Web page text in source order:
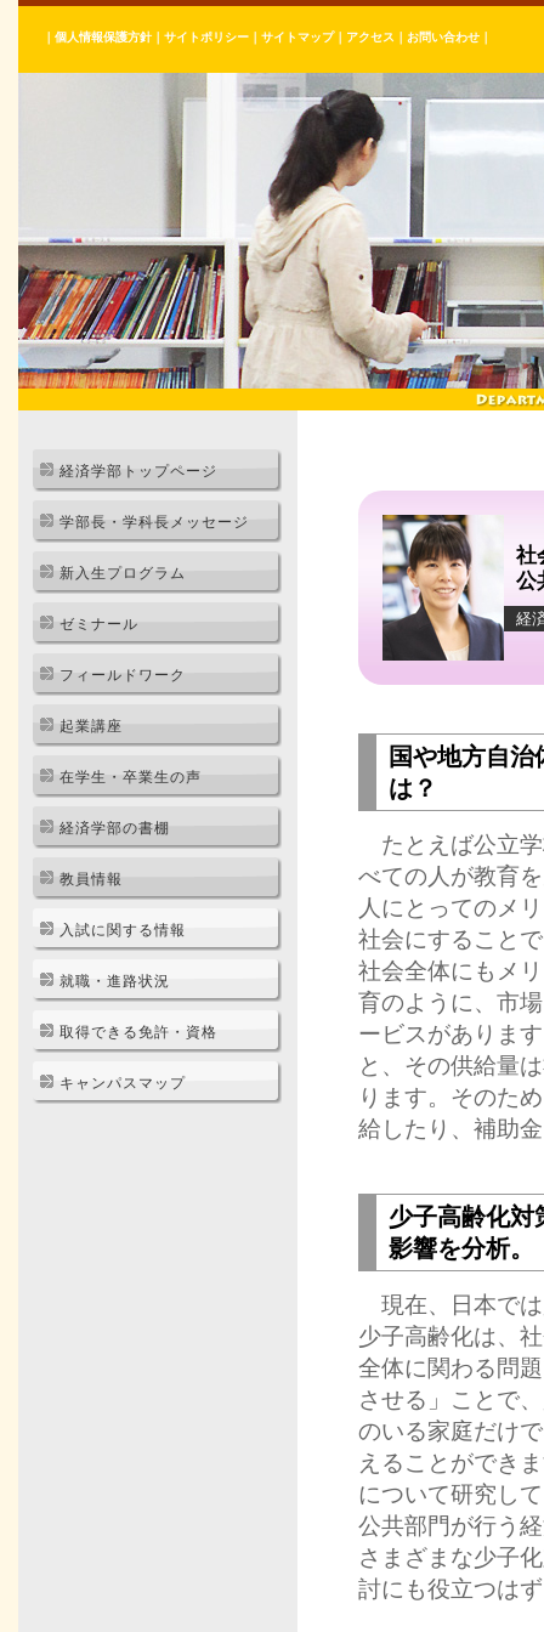
個人情報保護方針 サイトポリシー サイトマップ｜ アクセス お問い合わせ
社
公
経
国や地方自
は？
たとえば公立学
べての人が教育
人にとってのメ
社会にすること
社会全体にもメ
育のように、市
ービスがありま
と、その供給量
ります。そのた
給したり、補助
少子高齢化対
影響を分析。
現在、日本では
少子高齢化は、
全体に関わる問
させる」ことで
のいる家庭だけ
えることができ
について研究し
公共部門が行う
さまざまな少子
討にも役立つは
経済学部トップページ
学部長・学科長メッセージ
新入生プログラム
ゼミナール
フィールドワーク
起業講座
在学生・卒業生の声
経済学部の書棚
教員情報
入試に関する情報
就職・進路状況
取得できる免許・資格
キャンパスマップ